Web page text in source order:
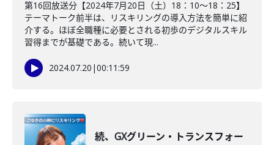
第16回放送分【2024年7月20日（土）18：10～18：25】
テーマトーク前半は、リスキリングの導入方法を簡単に紹
介する。ほぼ全職種に必要とされる初歩のデジタルスキル
習得までが基礎である。続いて現...
2024.07.20 |00:11:59
続、GXグリーン・トランスフォー